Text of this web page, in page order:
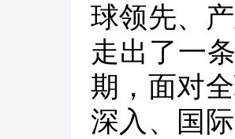
球领先、
走出了一
期，面对
深入、国